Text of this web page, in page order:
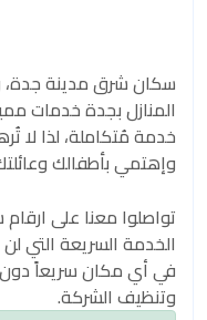
سكان شرق مدينة
المنازل بجدة خدمات
خدمة مُتكاملة، لذا لا
وإهتمي بأطفالك
تواصلوا معنا على
الخدمة السريعة التي
في أي مكان سريعاً
وتنظيف الشركة.